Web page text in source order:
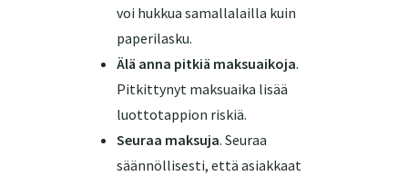
voi hukkua samallalailla kuin
paperilasku.
Älä anna pitkiä maksuaikoja.
Pitkittynyt maksuaika lisää
luottotappion riskiä.
Seuraa maksuja. Seuraa
säännöllisesti, että asiakkaat